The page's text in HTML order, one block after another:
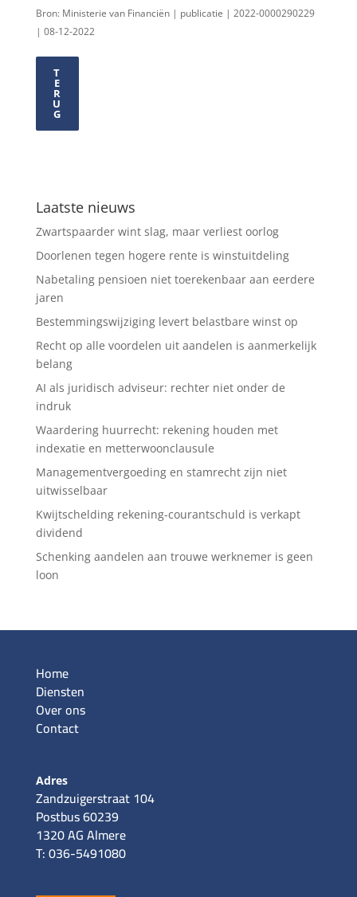
Bron: Ministerie van Financiën | publicatie | 2022-0000290229
| 08-12-2022
T
E
R
U
G
Laatste nieuws
Zwartspaarder wint slag, maar verliest oorlog
Doorlenen tegen hogere rente is winstuitdeling
Nabetaling pensioen niet toerekenbaar aan eerdere
jaren
Bestemmingswijziging levert belastbare winst op
Recht op alle voordelen uit aandelen is aanmerkelijk
belang
AI als juridisch adviseur: rechter niet onder de
indruk
Waardering huurrecht: rekening houden met
indexatie en metterwoonclausule
Managementvergoeding en stamrecht zijn niet
uitwisselbaar
Kwijtschelding rekening-courantschuld is verkapt
dividend
Schenking aandelen aan trouwe werknemer is geen
loon
Home
Diensten
Over ons
Contact
Adres
Zandzuigerstraat 104
Postbus 60239
1320 AG Almere
T: 036-5491080